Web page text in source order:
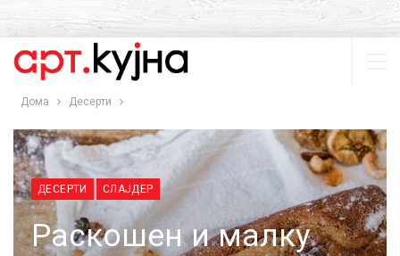
Дома Десерти
ДЕСЕРТИ СЛАЈДЕР
Раскошен и малку